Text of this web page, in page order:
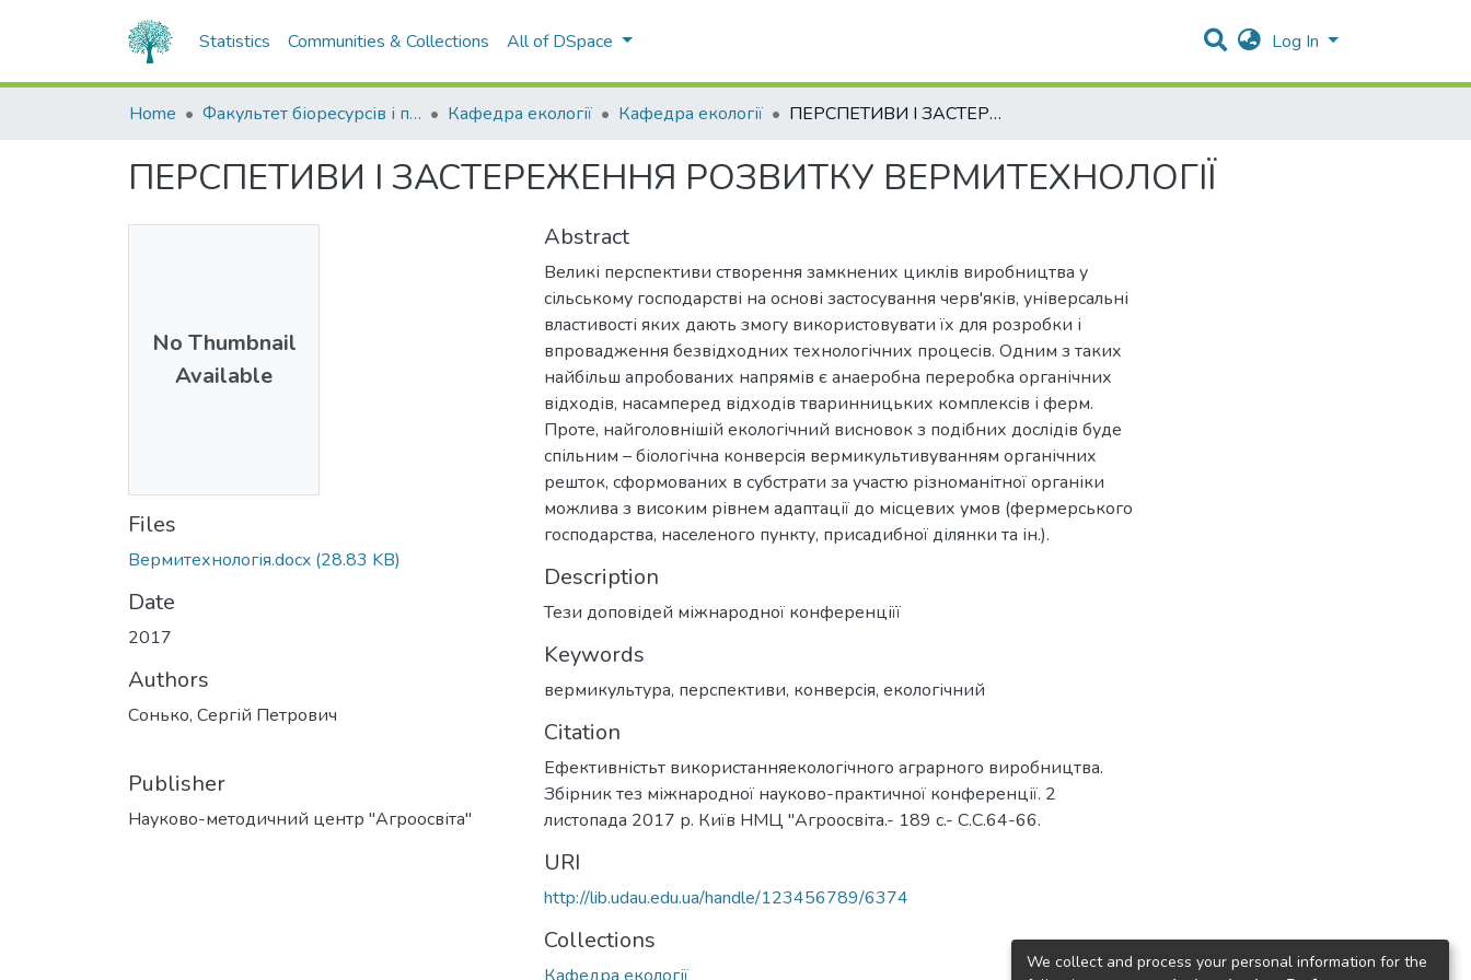
Statistics Communities & Collections All of DSpace Log In
Home Факультет біоресурсів і природокористування Кафедра екології Кафедра екології ПЕРСПЕТИВИ І ЗАСТЕРЕЖЕННЯ РОЗВИТКУ ВЕРМИТЕХНОЛОГIЇ
ПЕРСПЕТИВИ І ЗАСТЕРЕЖЕННЯ РОЗВИТКУ ВЕРМИТЕХНОЛОГIЇ
No Thumbnail
Available
Files
Вермитехнологія.docx (28.83 KB)
Date
2017
Authors
Сонько, Сергій Петрович
Publisher
Науково-методичний центр "Агроосвіта"
Abstract
Великі перспективи створення замкнених циклів виробництва у
сільському господарстві на основі застосування черв'яків, універсальні
властивості яких дають змогу використовувати їх для розробки і
впровадження безвідходних технологічних процесів. Одним з таких
найбільш апробованих напрямів є анаеробна переробка органічних
відходів, насамперед відходів тваринницьких комплексів і ферм.
Проте, найголовнішій екологічний висновок з подібних дослідів буде
спільним – біологічна конверсія вермикультивуванням органічних
решток, сформованих в субстрати за участю різноманітної органіки
можлива з високим рівнем адаптації до місцевих умов (фермерського
господарства, населеного пункту, присадибної ділянки та ін.).
Description
Тези доповідей міжнародної конференціїї
Keywords
вермикультура, перспективи, конверсія, екологічний
Citation
Ефективністьт використанняекологічного аграрного виробництва.
Збірник тез міжнародної науково-практичної конференції. 2
листопада 2017 р. Київ НМЦ "Агроосвіта.- 189 с.- С.С.64-66.
URI
http://lib.udau.edu.ua/handle/123456789/6374
Collections
We collect and process your personal information for the